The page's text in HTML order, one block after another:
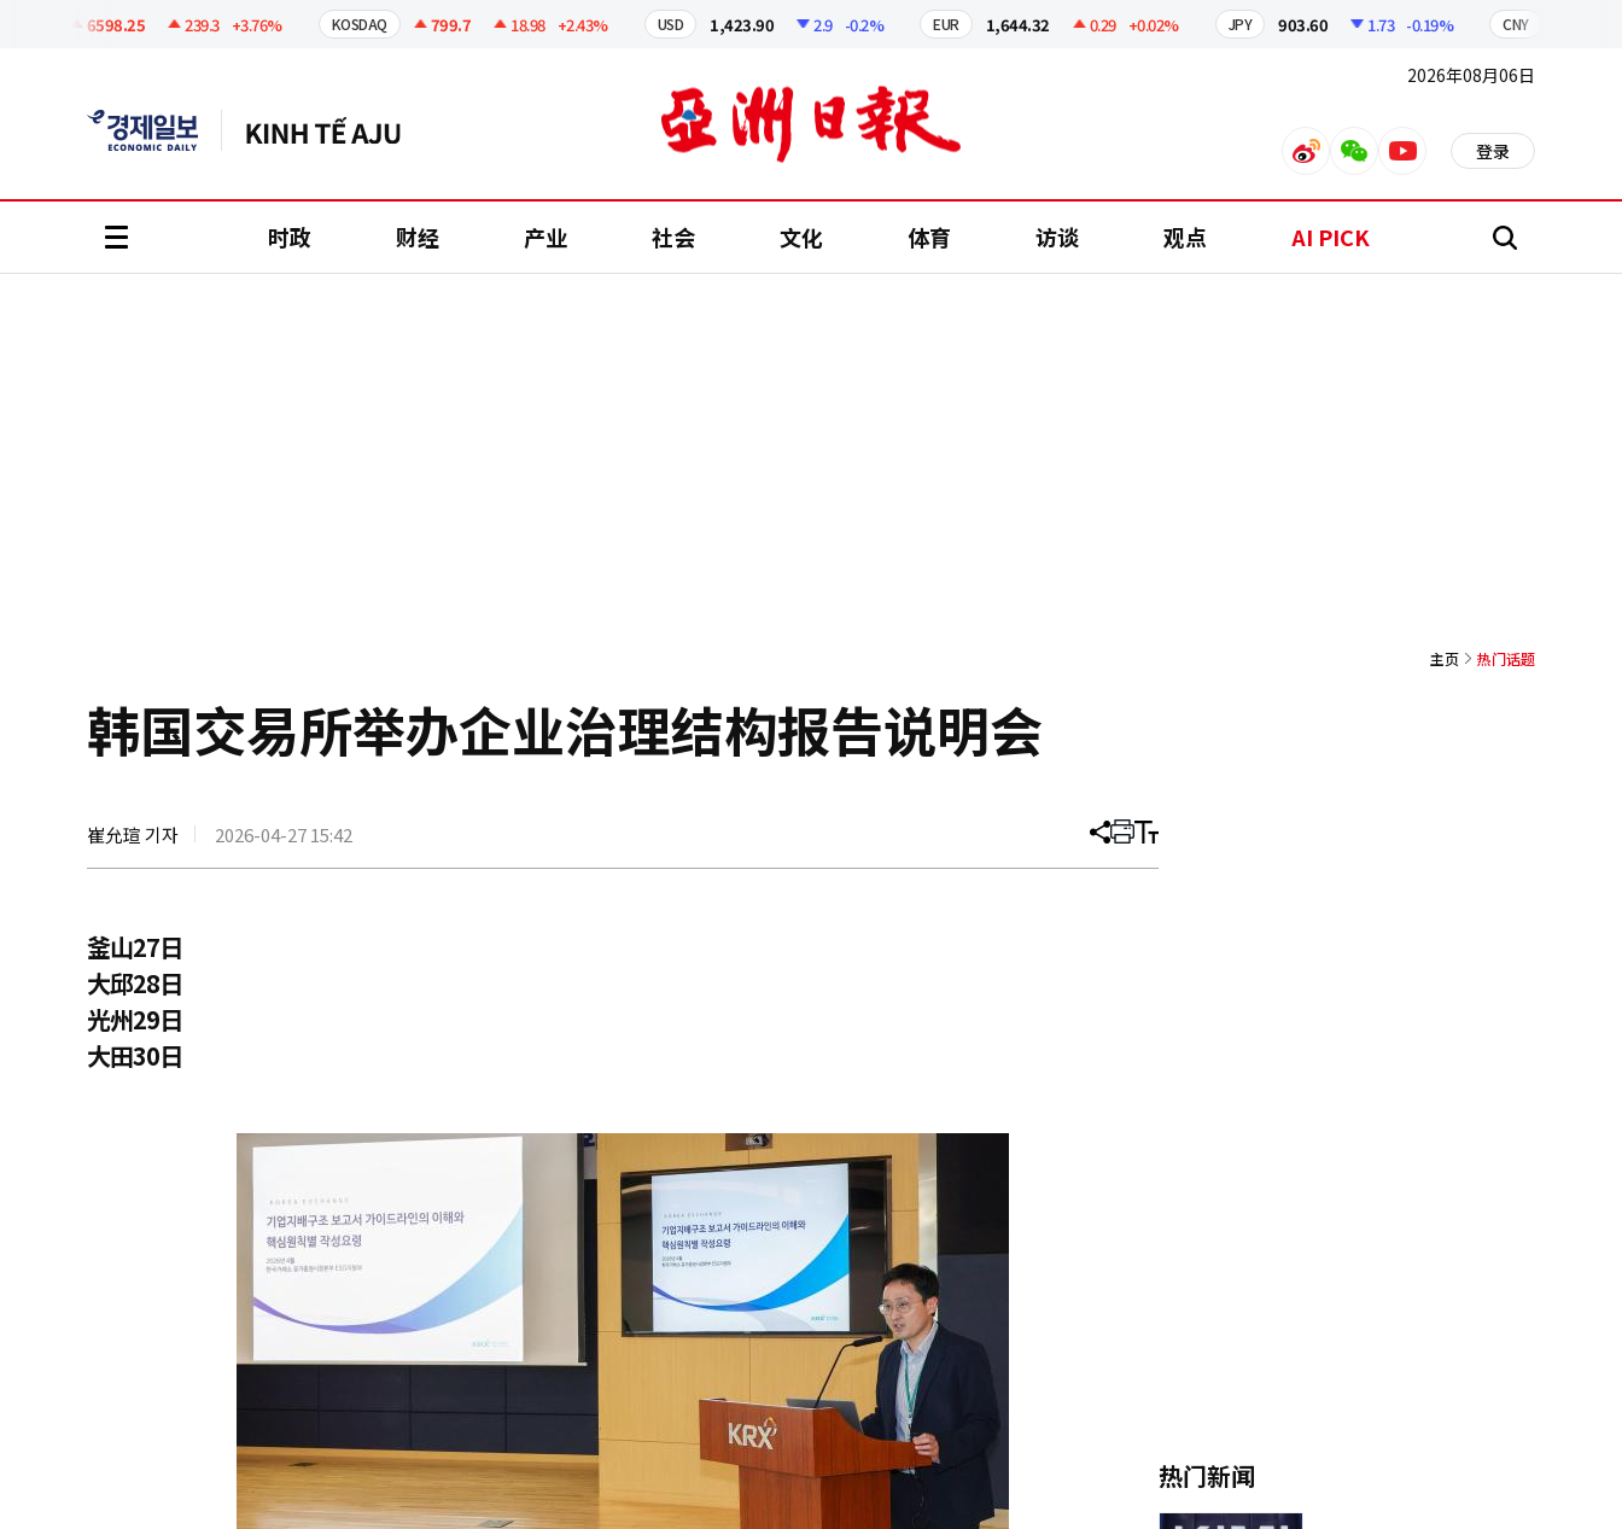
6598.25 239.3 +3.76% KOSDAQ 799.7 18.98 +2.43% USD 1,423.90 2.9 -0.2% EUR 1,644.32 0.29 +0.02% JPY 903.60 1.73 -0.19% CNY 211.00
2026年08月06日
weiboweixinyoutube 登录
时政 财经 产业 社会 文化 体育 访谈 观点 AI PICK 搜
主页 热门话题
韩国交易所举办企业治理结构报告说明会
崔允瑄 기자 2026-04-27 15:42 分
文
打 调
大
釜山27日
大邱28日
光州29日
大田30日
热门新闻